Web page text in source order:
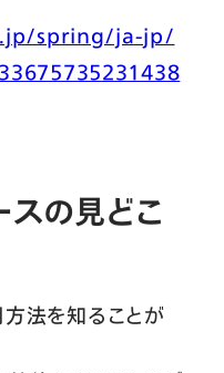
spring/ja-jp/
スの見どこ
法を知ることが